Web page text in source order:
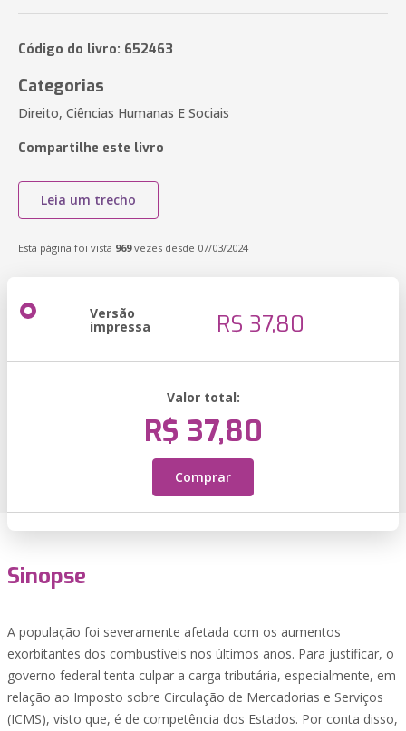
Código do livro: 652463
Categorias
Direito, Ciências Humanas E Sociais
Compartilhe este livro
Leia um trecho
Esta página foi vista 969vezes desde 07/03/2024
Versão
impressa R$ 37,80
Valor total:
R$ 37,80
Comprar
Sinopse
A população foi severamente afetada com os aumentos
exorbitantes dos combustíveis nos últimos anos. Para justificar, o
governo federal tenta culpar a carga tributária, especialmente, em
relação ao Imposto sobre Circulação de Mercadorias e Serviços
(ICMS), visto que, é de competência dos Estados. Por conta disso,